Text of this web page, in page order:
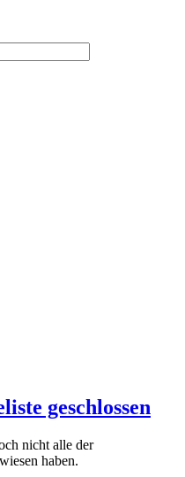
geschlossen
nicht alle der
haben.